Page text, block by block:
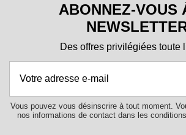
ABONNEZ-VOUS
Des offres privilégiées toute
Vous pouvez vous désinscrire à tout moment.
nos informations de contact dans les